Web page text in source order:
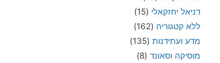
דניאל יחזקאלי (15)
ללא קטגוריה (162)
מדע ועתידנות (135)
מוסיקה וסאונד (8)